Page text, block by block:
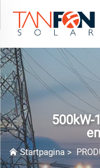
500kW-
Startpagina>